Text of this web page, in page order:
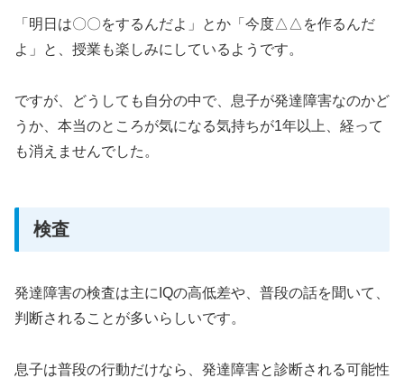
「明日は〇〇をするんだよ」とか「今度△△を作るんだ
よ」と、授業も楽しみにしているようです。
ですが、どうしても自分の中で、息子が発達障害なのかど
うか、本当のところが気になる気持ちが1年以上、経って
も消えませんでした。
検査
発達障害の検査は主にIQの高低差や、普段の話を聞いて、
判断されることが多いらしいです。
息子は普段の行動だけなら、発達障害と診断される可能性